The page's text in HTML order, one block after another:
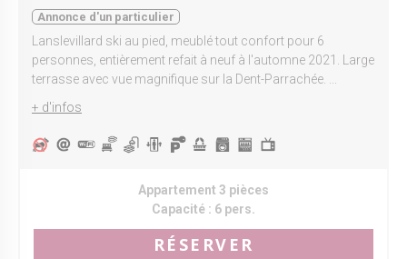
Annonce d'un particulier
Lanslevillard ski au pied, meublé tout confort pour 6
personnes, entièrement refait à neuf à l'automne 2021. Large
terrasse avec vue magnifique sur la Dent-Parrachée. ...
+ d'infos
Appartement 3 pièces
Capacité : 6 pers.
RÉSERVER